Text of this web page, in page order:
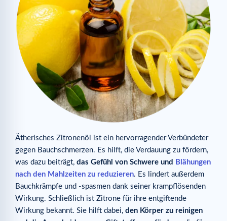
Ätherisches Zitronenöl ist ein hervorragender Verbündeter
gegen Bauchschmerzen. Es hilft, die Verdauung zu fördern,
was dazu beiträgt, das Gefühl von Schwere und
Blähungen
nach den Mahlzeiten zu reduzieren. Es lindert außerdem
Bauchkrämpfe und -spasmen dank seiner krampflösenden
Wirkung. Schließlich ist Zitrone für ihre entgiftende
Wirkung bekannt. Sie hilft dabei, den Körper zu reinigen